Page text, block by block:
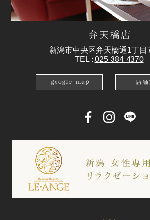
新潟市中央区弁天橋通1丁目
TEL : 025-384-4370